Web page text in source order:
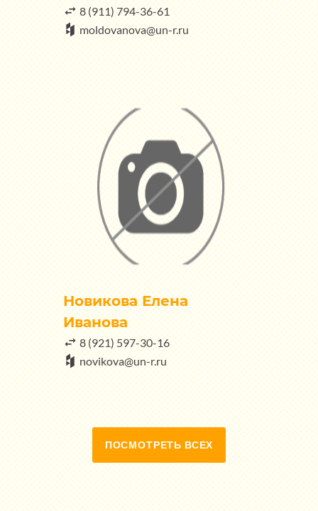
8 (911) 794-36-61
moldovanova@un-r.ru
Новикова Елена
Иванова
8 (921) 597-30-16
novikova@un-r.ru
ПОСМОТРЕТЬ ВСЕХ